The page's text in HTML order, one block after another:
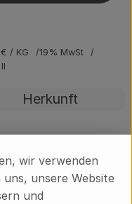
/ KG
19% MwSt
Herkunft
wir verwenden
uns, unsere Website
und